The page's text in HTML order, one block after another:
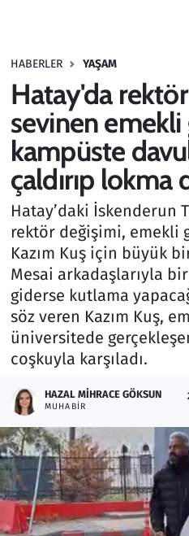
HABERLER YAŞAM
Hatay'da
sevinen
kampüste
çaldırıp lokma
Hatay’daki İskenderun
rektör değişimi, emekli
Kazım Kuş için büyük
Mesai arkadaşlarıyla
giderse kutlama
söz veren Kazım Kuş,
üniversitede
coşkuyla karşıladı.
HAZAL MIHRACE GÖKSUN
MUHABIR
Haber
Kültür Sanat
Kurumsal Haberler
Lezzet Durağı
Memur ve Kamu
Otomobil
Oyun
Ramazan
Resmi İlanlar
Rüya Tabirleri
Sağlık
Savunma Sanayi